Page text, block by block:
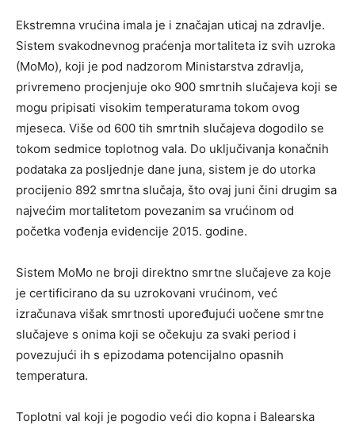
Ekstremna vrućina imala je i značajan uticaj na zdravlje.
Sistem svakodnevnog praćenja mortaliteta iz svih uzroka
(MoMo), koji je pod nadzorom Ministarstva zdravlja,
privremeno procjenjuje oko 900 smrtnih slučajeva koji se
mogu pripisati visokim temperaturama tokom ovog
mjeseca. Više od 600 tih smrtnih slučajeva dogodilo se
tokom sedmice toplotnog vala. Do uključivanja konačnih
podataka za posljednje dane juna, sistem je do utorka
procijenio 892 smrtna slučaja, što ovaj juni čini drugim sa
najvećim mortalitetom povezanim sa vrućinom od
početka vođenja evidencije 2015. godine.
Sistem MoMo ne broji direktno smrtne slučajeve za koje
je certificirano da su uzrokovani vrućinom, već
izračunava višak smrtnosti upoređujući uočene smrtne
slučajeve s onima koji se očekuju za svaki period i
povezujući ih s epizodama potencijalno opasnih
temperatura.
Toplotni val koji je pogodio veći dio kopna i Balearska